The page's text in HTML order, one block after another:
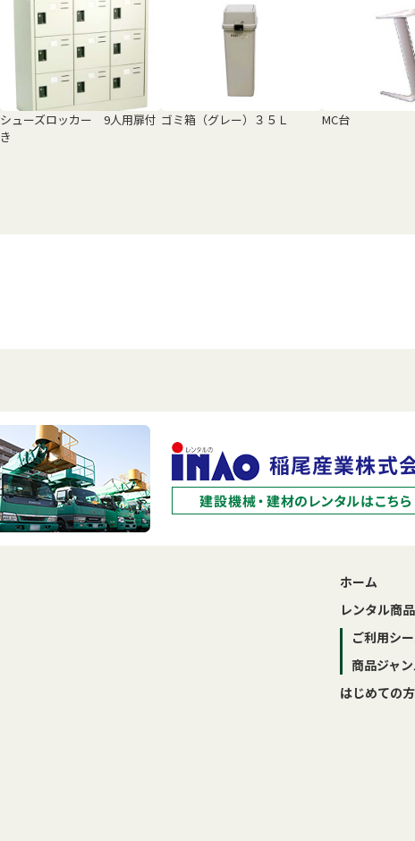
シューズロッカー 9人用扉付
き
ゴミ箱（グレー）３５Ｌ MC台
ホーム
レンタル商
ご利用シ
商品ジャ
はじめての